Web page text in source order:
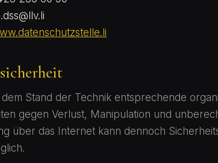
Stand der Technik entsprechende
gegen Verlust, Manipulation und
über das Internet kann dennoch